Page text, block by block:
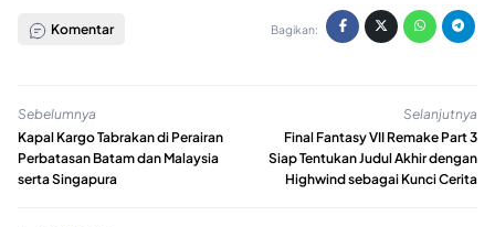
Komentar Bagikan:
Sebelumnya
Kapal Kargo Tabrakan di Perairan
Perbatasan Batam dan Malaysia
serta Singapura
Selanjutnya
Final Fantasy VII Remake Part 3
Siap Tentukan Judul Akhir dengan
Highwind sebagai Kunci Cerita